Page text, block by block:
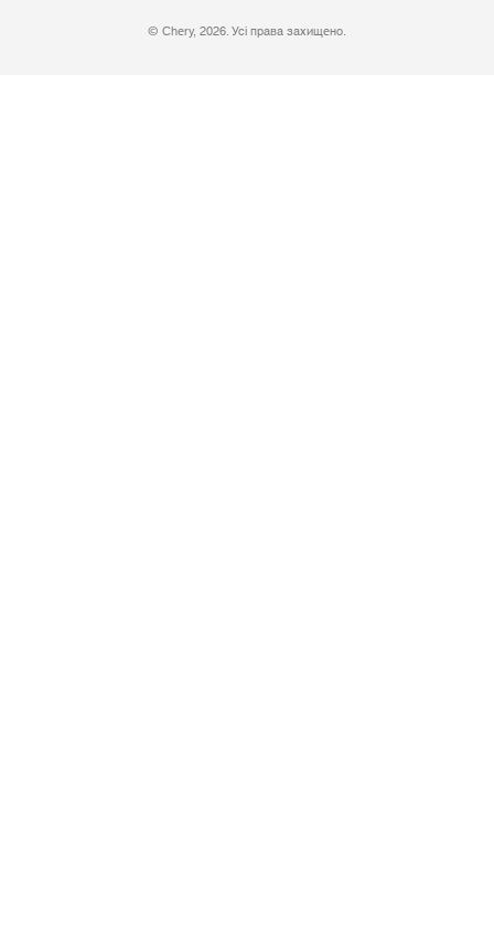
© Chery, 2026. Усі права захищено.